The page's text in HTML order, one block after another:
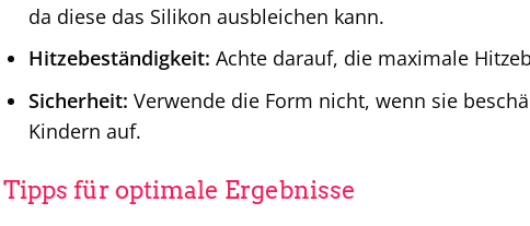
da diese das Silikon ausbleichen kann.
Hitzebeständigkeit: Achte darauf, die maximale
Sicherheit: Verwende die Form nicht, wenn sie
Kindern auf.
Tipps für optimale Ergebnisse